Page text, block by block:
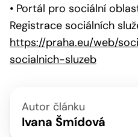
• Portál pro sociální
Registrace sociálních
https://praha.eu/web/
socialnich-sluzeb
Autor článku
Ivana Šmídová